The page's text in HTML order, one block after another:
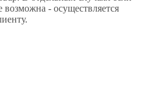
возможна - осуществляется